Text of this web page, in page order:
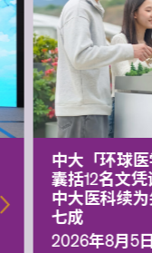
中大「环球
囊括12名文
中大医科续
七成
2026年8月5日